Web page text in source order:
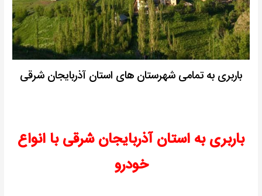
باربری به تمامی شهرستان های استان آذربایجان شرقی
باربری به استان آذربایجان شرقی با انواع
خودرو